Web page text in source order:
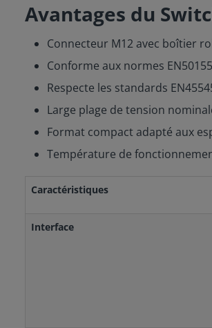
Avantages du
Connecteur M12 avec boîtier
Conforme aux normes
Respecte les standards
Large plage de tension
Format compact adapté aux
Température de
Caractéristiques
Interface